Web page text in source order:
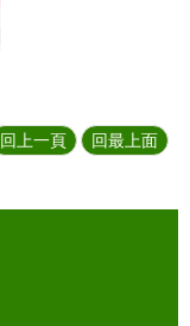
回上一頁 回最上面